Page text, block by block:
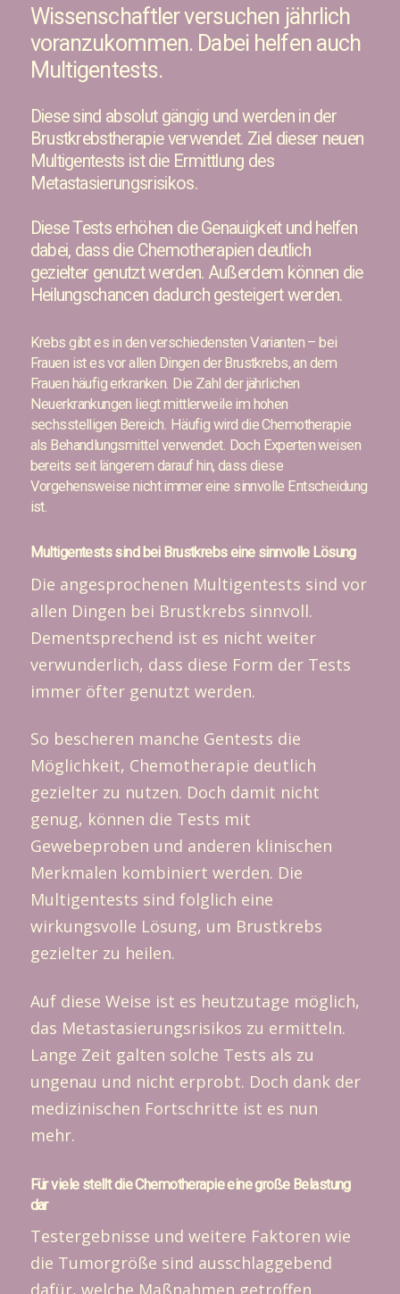
Wissenschaftler versuchen jährlich
voranzukommen. Dabei helfen auch
Multigentests.
Diese sind absolut gängig und werden in der
Brustkrebstherapie verwendet. Ziel dieser neuen
Multigentests ist die Ermittlung des
Metastasierungsrisikos.
Diese Tests erhöhen die Genauigkeit und helfen
dabei, dass die Chemotherapien deutlich
gezielter genutzt werden. Außerdem können die
Heilungschancen dadurch gesteigert werden.
Krebs gibt es in den verschiedensten Varianten – bei
Frauen ist es vor allen Dingen der Brustkrebs, an dem
Frauen häufig erkranken. Die Zahl der jährlichen
Neuerkrankungen liegt mittlerweile im hohen
sechsstelligen Bereich. Häufig wird die Chemotherapie
als Behandlungsmittel verwendet. Doch Experten weisen
bereits seit längerem darauf hin, dass diese
Vorgehensweise nicht immer eine sinnvolle Entscheidung
ist.
Multigentests sind bei Brustkrebs eine sinnvolle Lösung
Die angesprochenen Multigentests sind vor
allen Dingen bei Brustkrebs sinnvoll.
Dementsprechend ist es nicht weiter
verwunderlich, dass diese Form der Tests
immer öfter genutzt werden.
So bescheren manche Gentests die
Möglichkeit, Chemotherapie deutlich
gezielter zu nutzen. Doch damit nicht
genug, können die Tests mit
Gewebeproben und anderen klinischen
Merkmalen kombiniert werden. Die
Multigentests sind folglich eine
wirkungsvolle Lösung, um Brustkrebs
gezielter zu heilen.
Auf diese Weise ist es heutzutage möglich,
das Metastasierungsrisikos zu ermitteln.
Lange Zeit galten solche Tests als zu
ungenau und nicht erprobt. Doch dank der
medizinischen Fortschritte ist es nun
mehr.
Für viele stellt die Chemotherapie eine große Belastung
dar
Testergebnisse und weitere Faktoren wie
die Tumorgröße sind ausschlaggebend
dafür, welche Maßnahmen getroffen